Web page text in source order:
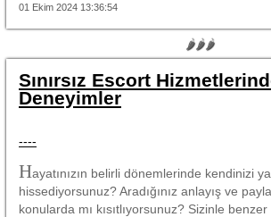
01 Ekim 2024 13:36:54
🌶🌶🌶
Sınırsız Escort
Deneyimler
----
Hayatınızın belirli dönemlerinde kendinizi
hissediyorsunuz? Aradığınız anlayış ve
konularda mı kısıtlıyorsunuz? Sizinle benzer